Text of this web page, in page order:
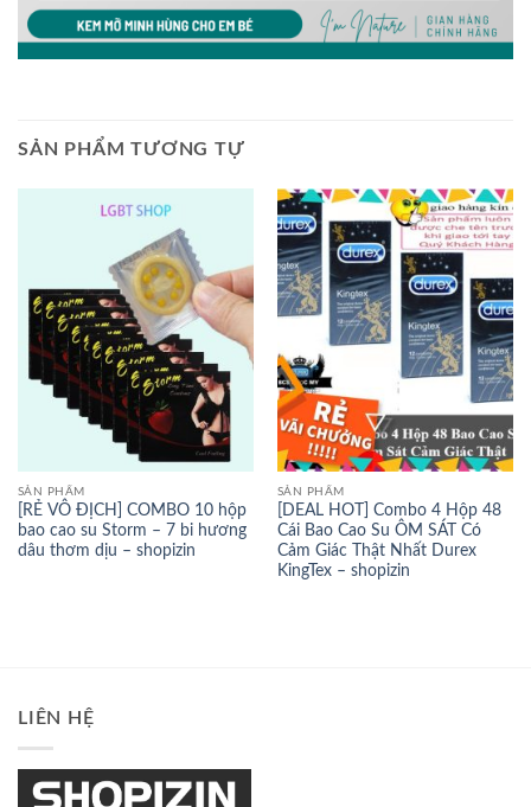
SẢN PHẨM TƯƠNG TỰ
SẢN PHẨM
[RẺ VÔ ĐỊCH] COMBO 10 hộp
bao cao su Storm – 7 bi hương
dâu thơm dịu – shopizin
SẢN PHẨM
[DEAL HOT] Combo 4 Hộp 48
Cái Bao Cao Su ÔM SÁT Có
Cảm Giác Thật Nhất Durex
KingTex – shopizin
LIÊN HỆ